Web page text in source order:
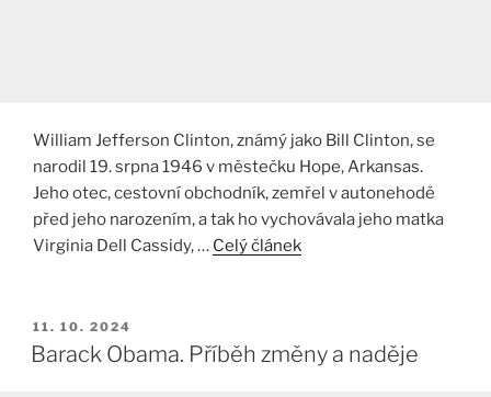
William Jefferson Clinton, známý jako Bill Clinton, se
narodil 19. srpna 1946 v městečku Hope, Arkansas.
Jeho otec, cestovní obchodník, zemřel v autonehodě
před jeho narozením, a tak ho vychovávala jeho matka
Virginia Dell Cassidy, … Celý článek
PUBLIKOVÁNO
11. 10. 2024
Barack Obama. Příběh změny a naděje